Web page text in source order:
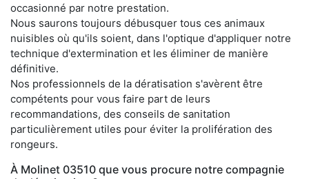
occasionné par notre prestation.
Nous saurons toujours débusquer tous ces animaux
nuisibles où qu'ils soient, dans l'optique d'appliquer notre
technique d'extermination et les éliminer de manière
définitive.
Nos professionnels de la dératisation s'avèrent être
compétents pour vous faire part de leurs
recommandations, des conseils de sanitation
particulièrement utiles pour éviter la prolifération des
rongeurs.
À Molinet 03510 que vous procure notre compagnie